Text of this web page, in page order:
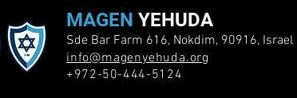
MAGEN YEHUDA
Sde Bar Farm 616, Nokdim, 90916, Israel
info@magenyehuda.org
+972-50-444-5124